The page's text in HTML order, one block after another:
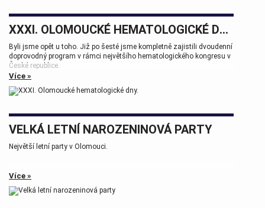
XXXI. OLOMOUCKÉ HEMATOLOGICKÉ DNY.
Byli jsme opět u toho. Již po šesté jsme kompletně zajistili dvoudenní
doprovodný program v rámci největšího hematologického kongresu v
České republice.
Tak zase za rok na viděnou přátelé.
Více »
VELKÁ LETNÍ NAROZENINOVÁ PARTY
Největší letní party v Olomouci.
Více »